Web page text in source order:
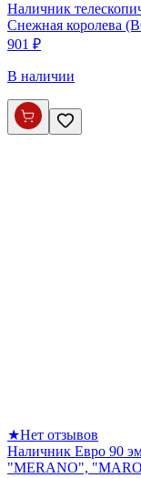
Наличник
Снежная королева
901 ₽
В наличии
★Нет отзывов
Наличник Евро 90
"MERANO",